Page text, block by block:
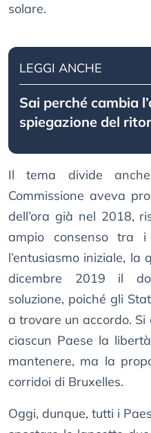
solare.
LEGGI ANCHE
Sai perché cambia
spiegazione del
Il tema divide
Commissione aveva
dell’ora già nel 2018,
ampio consenso tra i
l’entusiasmo iniziale, la
dicembre 2019 il
soluzione, poiché gli
a trovare un accordo.
ciascun Paese la
mantenere, ma la
corridoi di Bruxelles.
Oggi, dunque, tutti i